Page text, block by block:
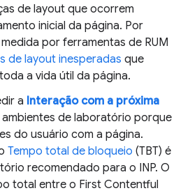
de layout que ocorrem
inicial da página. Por
por ferramentas de RUM
de layout inesperadas que
a vida útil da página.
a Interação com a próxima
ambientes de laboratório porque
do usuário com a página.
Tempo total de bloqueio (TBT) é
recomendado para o INP. O
total entre o First Contentful